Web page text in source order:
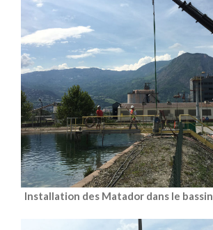
Installation des Matador dans le bassin